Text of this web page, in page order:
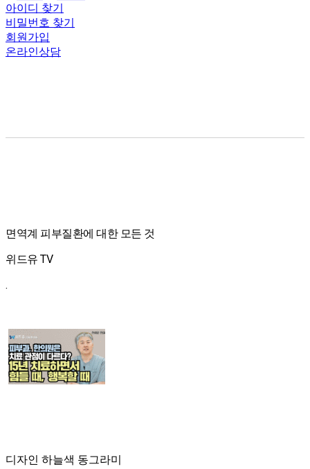
아이디 찾기
비밀번호 찾기
회원가입
온라인상담
면역계 피부질환에 대한 모든 것
위드유 TV
.
디자인 하늘색 동그라미